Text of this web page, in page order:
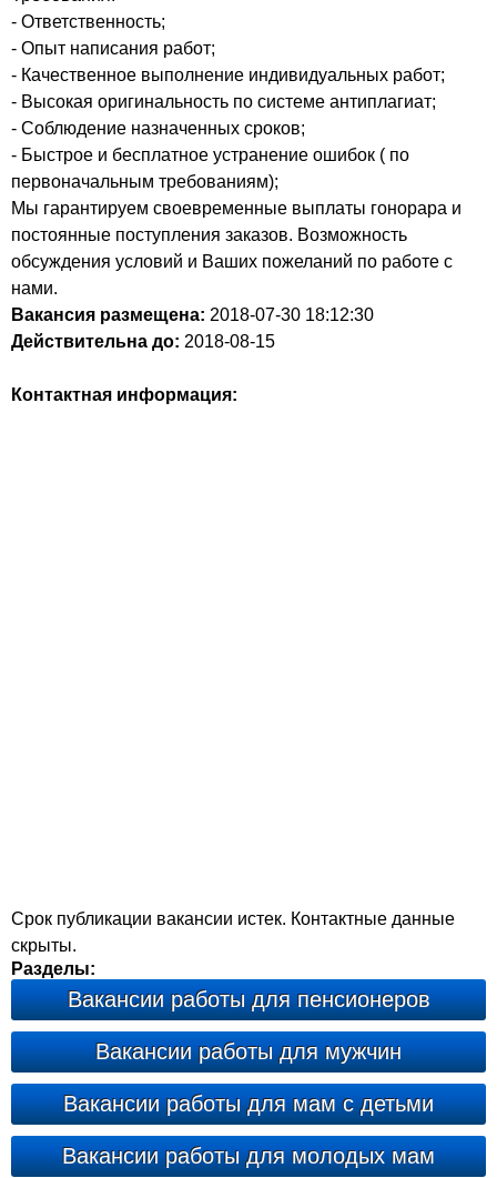
- Ответственность;
- Опыт написания работ;
- Качественное выполнение индивидуальных работ;
- Высокая оригинальность по системе антиплагиат;
- Соблюдение назначенных сроков;
- Быстрое и бесплатное устранение ошибок ( по
первоначальным требованиям);
Мы гарантируем своевременные выплаты гонорара и
постоянные поступления заказов. Возможность
обсуждения условий и Ваших пожеланий по работе с
нами.
Вакансия размещена: 2018-07-30 18:12:30
Действительна до: 2018-08-15
Контактная информация:
Срок публикации вакансии истек. Контактные данные
скрыты.
Разделы:
Вакансии работы для пенсионеров
Вакансии работы для мужчин
Вакансии работы для мам с детьми
Вакансии работы для молодых мам